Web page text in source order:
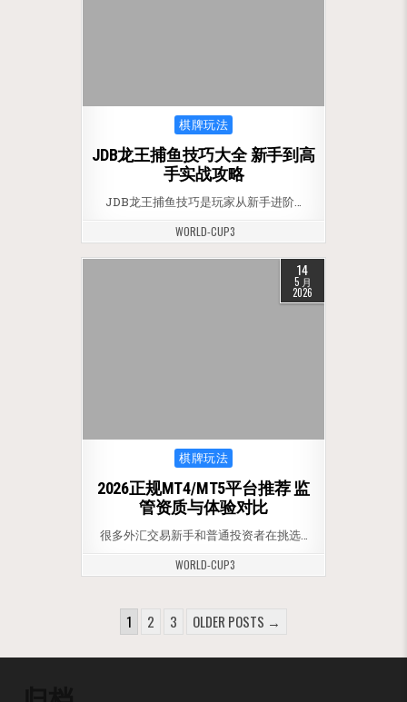
Posted in
棋牌玩法
JDB龙王捕鱼技巧大全 新手到高
手实战攻略
JDB龙王捕鱼技巧是玩家从新手进阶…
WORLD-CUP3
14
5 月
2026
Posted in
棋牌玩法
2026正规MT4/MT5平台推荐 监
管资质与体验对比
很多外汇交易新手和普通投资者在挑选…
WORLD-CUP3
1 2 3 OLDER POSTS →